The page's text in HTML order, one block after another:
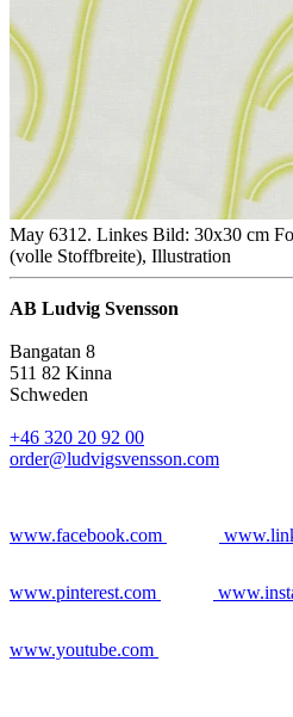
May 6312. Linkes Bild: 30x30 cm
(volle Stoffbreite), Illustration
AB Ludvig Svensson
Bangatan 8
511 82 Kinna
Schweden
+46 320 20 92 00
order@ludvigsvensson.com
www.facebook.com
www.pinterest.com
www.youtube.com